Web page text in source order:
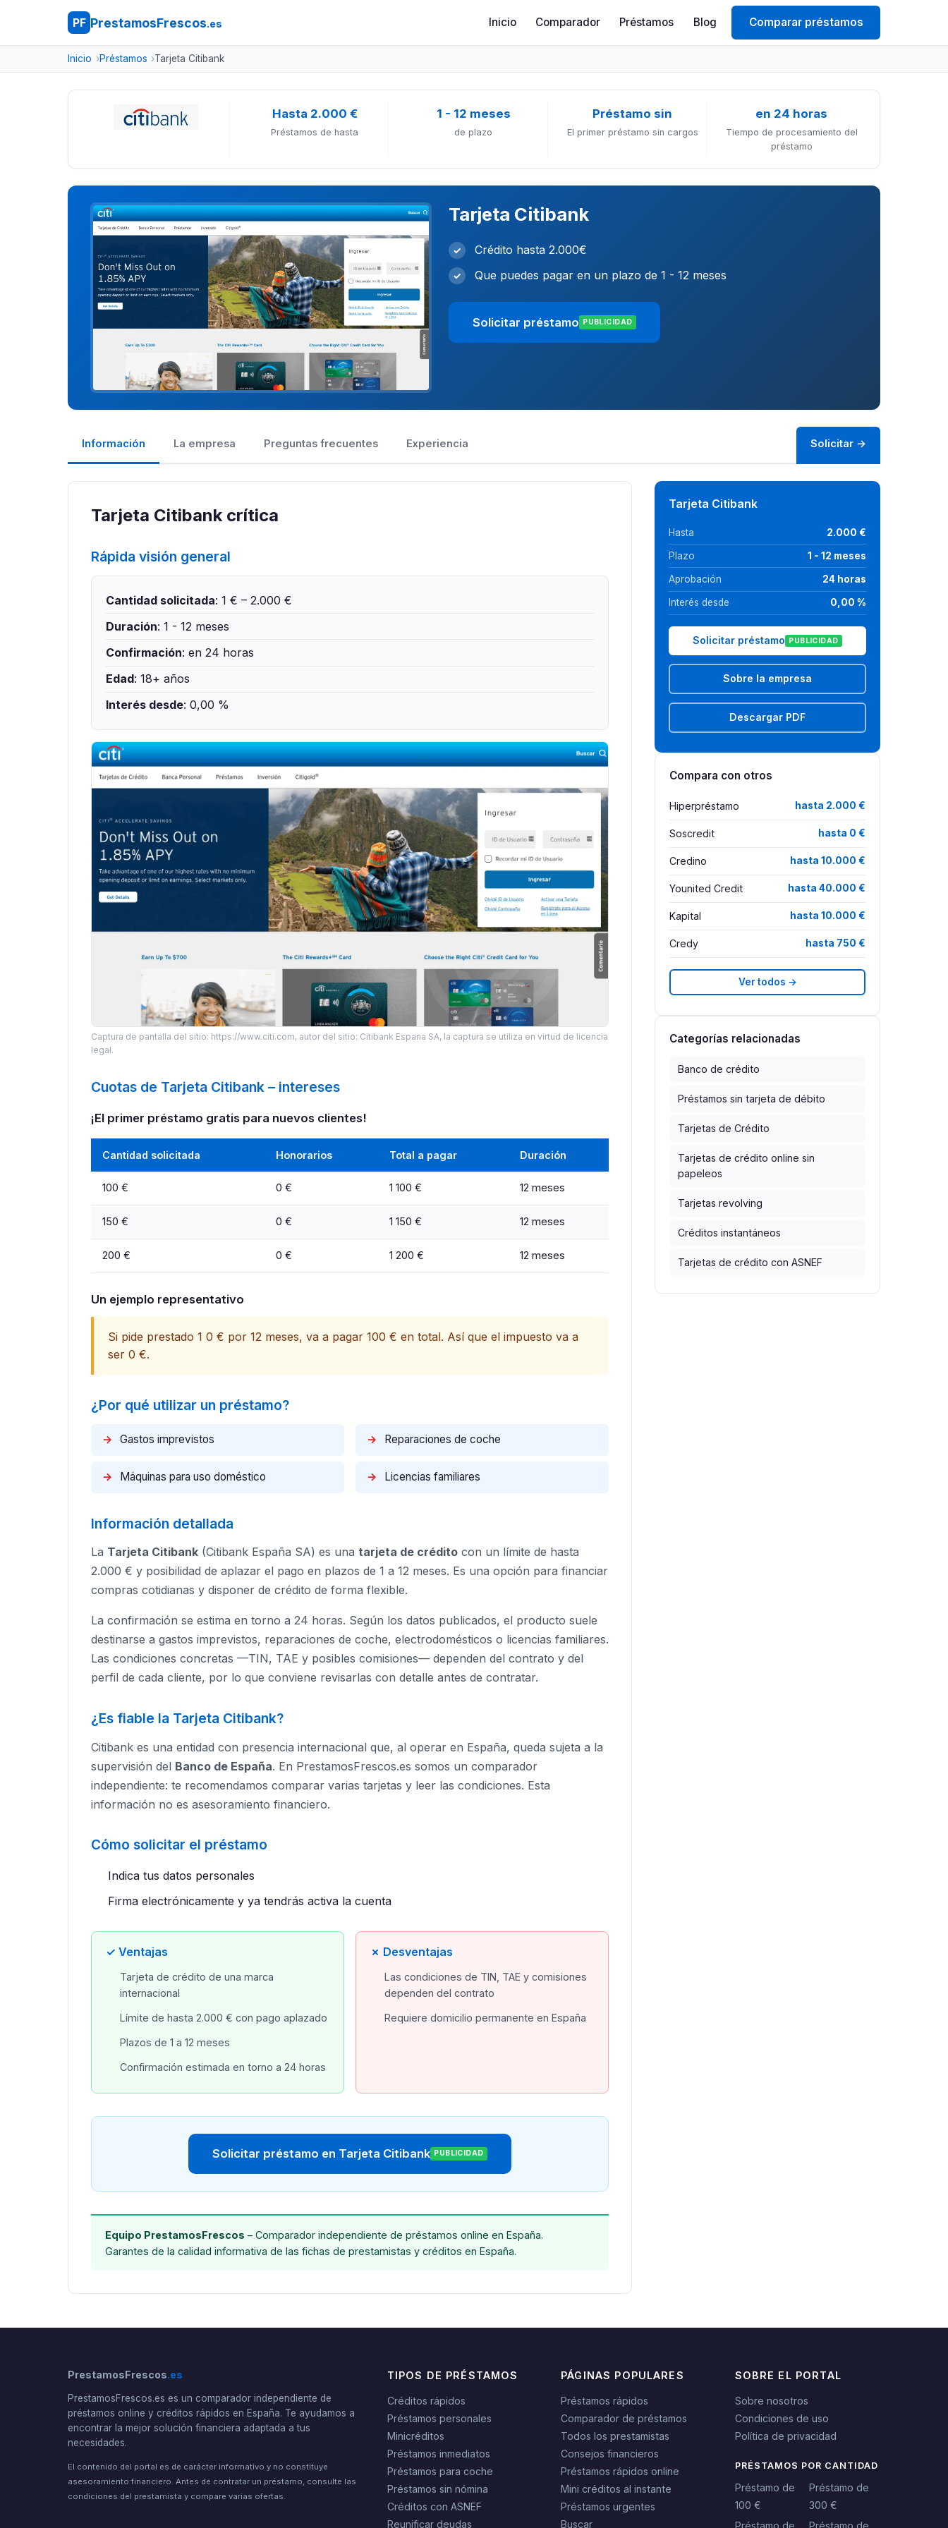
PF PrestamosFrescos.es Inicio Comparador Préstamos Blog Comparar préstamos
Inicio Préstamos Tarjeta Citibank
Hasta 2.000 €
Préstamos de hasta
1 - 12 meses
de plazo
Préstamo sin
El primer préstamo sin cargos
en 24 horas
Tiempo de procesamiento del
préstamo
Tarjeta Citibank
✓ Crédito hasta 2.000€
✓ Que puedes pagar en un plazo de 1 - 12 meses
Solicitar préstamo PUBLICIDAD
Información La empresa Preguntas frecuentes Experiencia Solicitar →
Tarjeta Citibank crítica
Rápida visión general
Cantidad solicitada: 1 € – 2.000 €
Duración: 1 - 12 meses
Confirmación: en 24 horas
Edad: 18+ años
Interés desde: 0,00 %
Captura de pantalla del sitio: https://www.citi.com, autor del sitio: Citibank Espana SA, la captura se utiliza en virtud de licencia
legal.
Cuotas de Tarjeta Citibank – intereses
¡El primer préstamo gratis para nuevos clientes!
Cantidad solicitada Honorarios Total a pagar Duración
100 € 0 € 1 100 € 12 meses
150 € 0 € 1 150 € 12 meses
200 € 0 € 1 200 € 12 meses
Un ejemplo representativo
Si pide prestado 1 0 € por 12 meses, va a pagar 100 € en total. Así que el impuesto va a
ser 0 €.​
¿Por qué utilizar un préstamo?
→ Gastos imprevistos → Reparaciones de coche
→ Máquinas para uso doméstico → Licencias familiares
Información detallada
La Tarjeta Citibank (Citibank España SA) es una tarjeta de crédito con un límite de hasta
2.000 € y posibilidad de aplazar el pago en plazos de 1 a 12 meses. Es una opción para financiar
compras cotidianas y disponer de crédito de forma flexible.
La confirmación se estima en torno a 24 horas. Según los datos publicados, el producto suele
destinarse a gastos imprevistos, reparaciones de coche, electrodomésticos o licencias familiares.
Las condiciones concretas —TIN, TAE y posibles comisiones— dependen del contrato y del
perfil de cada cliente, por lo que conviene revisarlas con detalle antes de contratar.
¿Es fiable la Tarjeta Citibank?
Citibank es una entidad con presencia internacional que, al operar en España, queda sujeta a la
supervisión del Banco de España. En PrestamosFrescos.es somos un comparador
independiente: te recomendamos comparar varias tarjetas y leer las condiciones. Esta
información no es asesoramiento financiero.
Cómo solicitar el préstamo
Indica tus datos personales
Firma electrónicamente y ya tendrás activa la cuenta
✓ Ventajas
Tarjeta de crédito de una marca
internacional
Límite de hasta 2.000 € con pago aplazado
Plazos de 1 a 12 meses
Confirmación estimada en torno a 24 horas
✗ Desventajas
Las condiciones de TIN, TAE y comisiones
dependen del contrato
Requiere domicilio permanente en España
Solicitar préstamo en Tarjeta Citibank PUBLICIDAD
Equipo PrestamosFrescos – Comparador independiente de préstamos online en España.
Garantes de la calidad informativa de las fichas de prestamistas y créditos en España.
Tarjeta Citibank
Hasta 2.000 €
Plazo 1 - 12 meses
Aprobación 24 horas
Interés desde 0,00 %
Solicitar préstamo PUBLICIDAD
Sobre la empresa
Descargar PDF
Compara con otros
Hiperpréstamo hasta 2.000 €
Soscredit hasta 0 €
Credino hasta 10.000 €
Younited Credit hasta 40.000 €
Kapital hasta 10.000 €
Credy hasta 750 €
Ver todos →
Categorías relacionadas
Banco de crédito
Préstamos sin tarjeta de débito
Tarjetas de Crédito
Tarjetas de crédito online sin
papeleos
Tarjetas revolving
Créditos instantáneos
Tarjetas de crédito con ASNEF
PrestamosFrescos.es
PrestamosFrescos.es es un comparador independiente de
préstamos online y créditos rápidos en España. Te ayudamos a
encontrar la mejor solución financiera adaptada a tus
necesidades.
El contenido del portal es de carácter informativo y no constituye
asesoramiento financiero. Antes de contratar un préstamo, consulte las
condiciones del prestamista y compare varias ofertas.
TIPOS DE PRÉSTAMOS
Créditos rápidos
Préstamos personales
Minicréditos
Préstamos inmediatos
Préstamos para coche
Préstamos sin nómina
Créditos con ASNEF
Reunificar deudas
PÁGINAS POPULARES
Préstamos rápidos
Comparador de préstamos
Todos los prestamistas
Consejos financieros
Préstamos rápidos online
Mini créditos al instante
Préstamos urgentes
Buscar
SOBRE EL PORTAL
Sobre nosotros
Condiciones de uso
Política de privacidad
PRÉSTAMOS POR CANTIDAD
Préstamo de
100 €
Préstamo de
300 €
Préstamo de
Préstamo de